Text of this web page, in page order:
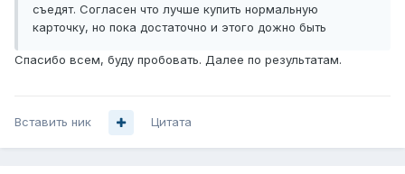
съедят. Согласен что лучше купить нормальную
карточку, но пока достаточно и этого дожно быть
Спасибо всем, буду пробовать. Далее по результатам.
Вставить ник Цитата